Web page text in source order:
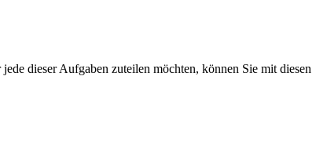
dieser Aufgaben zuteilen möchten, können Sie mit diesen